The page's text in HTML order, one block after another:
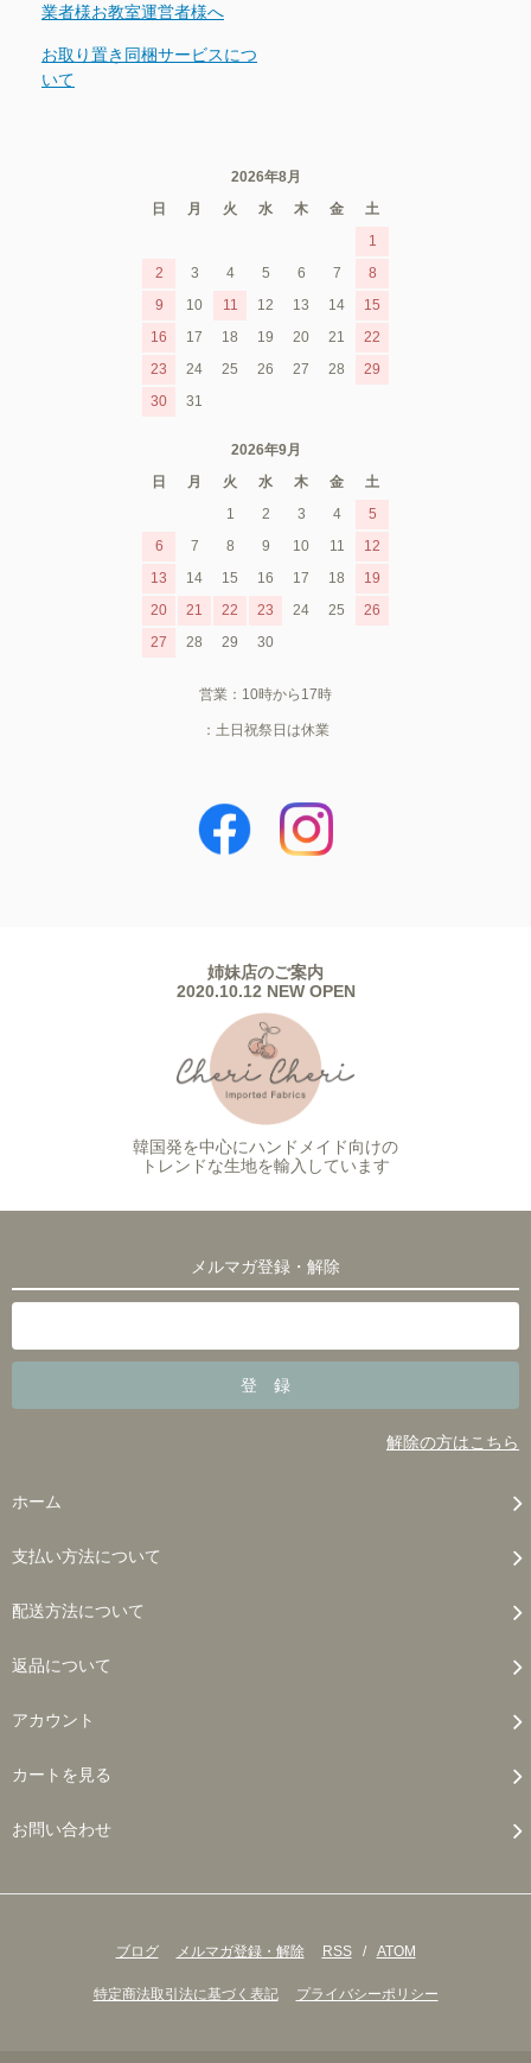
業者様お教室運営者様へ
お取り置き同梱サービスにつ
いて
2026年8月
日
月 火 水 木 金
土
1
2
3 4 5 6 7
8
9
10 11 12 13 14
15
16
17 18 19 20 21
22
23
24 25 26 27 28
29
30
31
2026年9月
日
月 火 水 木 金
土
1
2 3 4
5
6
7 8 9 10 11
12
13
14 15 16 17 18
19
20
21 22 23 24 25
26
27
28 29 30
営業：10時から17時
：土日祝祭日は休業
姉妹店のご案内
2020.10.12 NEW OPEN
韓国発を中心にハンドメイド向けの
トレンドな生地を輸入しています
メルマガ登録・解除
解除の方はこちら
ホーム
支払い方法について
配送方法について
返品について
アカウント
カートを見る
お問い合わせ
ブログ メルマガ登録・解除 RSS / ATOM
特定商法取引法に基づく表記 プライバシーポリシー